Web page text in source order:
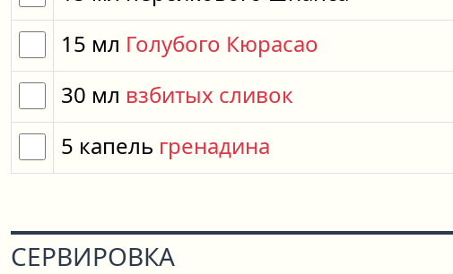
15 мл Голубого Кюрасао
30 мл взбитых сливок
5 капель гренадина
СЕРВИРОВКА